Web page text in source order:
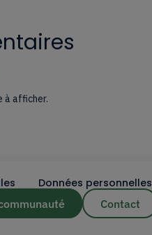
à afficher.
Données personnelles
Contact